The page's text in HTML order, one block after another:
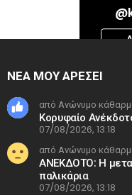
Thursday, 06-Aug-26
ΝΕΑ ΜΟΥ ΑΡΕΣΕΙ
από Ανώνυμο
Κορυφαίο
07/08/2026, 13:18
από Ανώνυμο
ΑΝΕΚΔΟΤΟ: Η
παλικάρια
07/08/2026, 13:18